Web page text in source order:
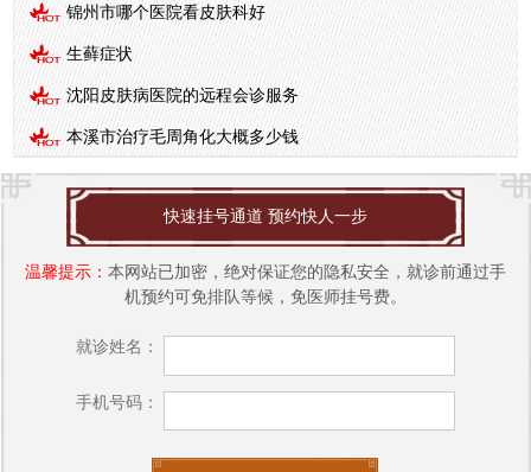
锦州市哪个医院看皮肤科好
生藓症状
沈阳皮肤病医院的远程会诊服务
本溪市治疗毛周角化大概多少钱
快速挂号通道 预约快人一步
温馨提示： 本网站已加密，绝对保证您的隐私安全，就诊前通过手
机预约可免排队等候，免医师挂号费。
就诊姓名：
手机号码：